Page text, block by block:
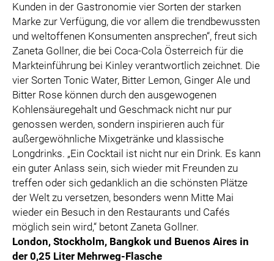
Kunden in der Gastronomie vier Sorten der starken
Marke zur Verfügung, die vor allem die trendbewussten
und weltoffenen Konsumenten ansprechen“, freut sich
Zaneta Gollner, die bei Coca-Cola Österreich für die
Markteinführung bei Kinley verantwortlich zeichnet. Die
vier Sorten Tonic Water, Bitter Lemon, Ginger Ale und
Bitter Rose können durch den ausgewogenen
Kohlensäuregehalt und Geschmack nicht nur pur
genossen werden, sondern inspirieren auch für
außergewöhnliche Mixgetränke und klassische
Longdrinks. „Ein Cocktail ist nicht nur ein Drink. Es kann
ein guter Anlass sein, sich wieder mit Freunden zu
treffen oder sich gedanklich an die schönsten Plätze
der Welt zu versetzen, besonders wenn Mitte Mai
wieder ein Besuch in den Restaurants und Cafés
möglich sein wird,“ betont Zaneta Gollner.
London, Stockholm, Bangkok und Buenos Aires in
der 0,25 Liter Mehrweg-Flasche